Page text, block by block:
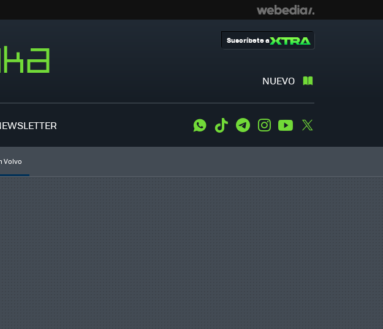
NUEVO
Suscríbete a
WhatsApp
Tiktok TelegramInstagramYoutube
Volvo